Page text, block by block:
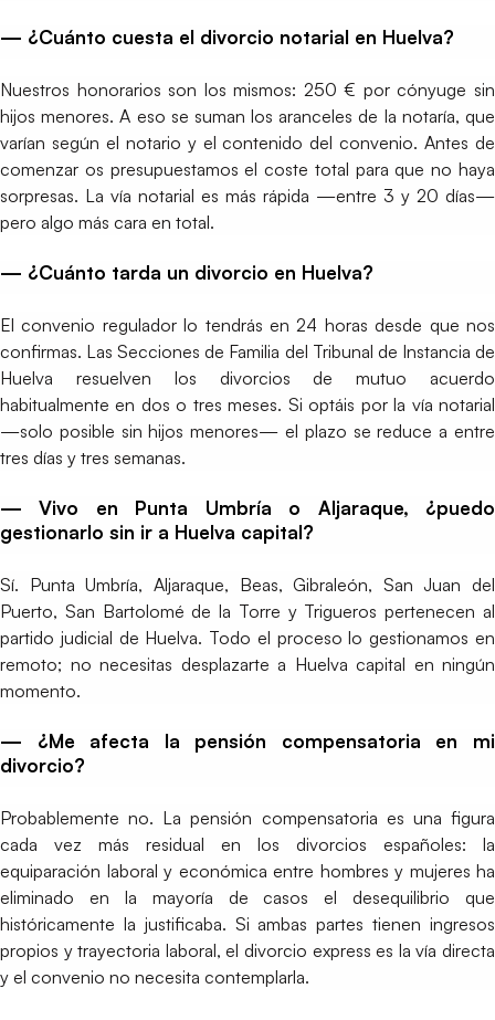
— ¿Cuánto cuesta el divorcio notarial en Huelva?
Nuestros honorarios son los mismos: 250 € por cónyuge sin
hijos menores. A eso se suman los aranceles de la notaría, que
varían según el notario y el contenido del convenio. Antes de
comenzar os presupuestamos el coste total para que no haya
sorpresas. La vía notarial es más rápida —entre 3 y 20 días—
pero algo más cara en total.
— ¿Cuánto tarda un divorcio en Huelva?
El convenio regulador lo tendrás en 24 horas desde que nos
confirmas. Las Secciones de Familia del Tribunal de Instancia de
Huelva resuelven los divorcios de mutuo acuerdo
habitualmente en dos o tres meses. Si optáis por la vía notarial
—solo posible sin hijos menores— el plazo se reduce a entre
tres días y tres semanas.
— Vivo en Punta Umbría o Aljaraque, ¿puedo
gestionarlo sin ir a Huelva capital?
Sí. Punta Umbría, Aljaraque, Beas, Gibraleón, San Juan del
Puerto, San Bartolomé de la Torre y Trigueros pertenecen al
partido judicial de Huelva. Todo el proceso lo gestionamos en
remoto; no necesitas desplazarte a Huelva capital en ningún
momento.
— ¿Me afecta la pensión compensatoria en mi
divorcio?
Probablemente no. La pensión compensatoria es una figura
cada vez más residual en los divorcios españoles: la
equiparación laboral y económica entre hombres y mujeres ha
eliminado en la mayoría de casos el desequilibrio que
históricamente la justificaba. Si ambas partes tienen ingresos
propios y trayectoria laboral, el divorcio express es la vía directa
y el convenio no necesita contemplarla.